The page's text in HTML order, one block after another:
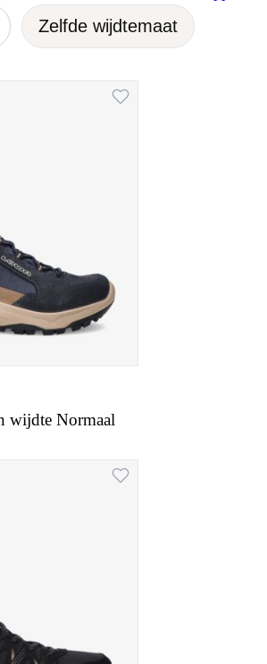
Zelfde wijdtemaat
wijdte Normaal